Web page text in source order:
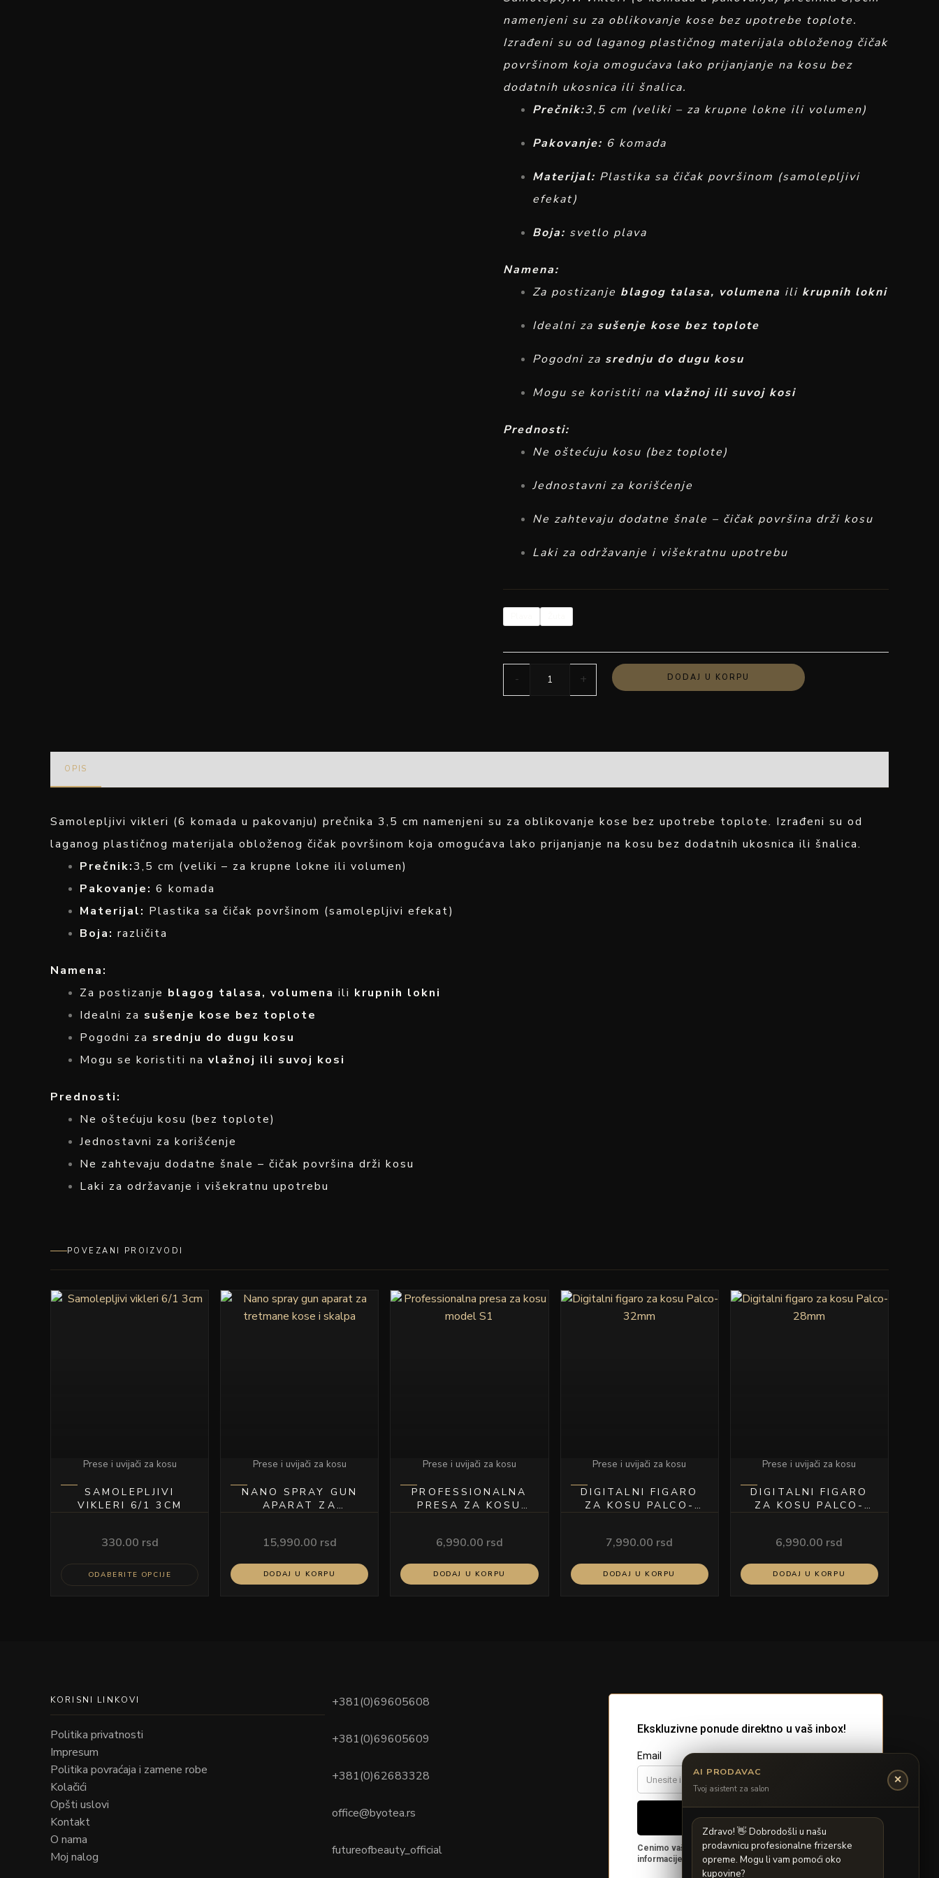
namenjeni su za oblikovanje kose bez upotrebe toplote.
Izrađeni su od laganog plastičnog materijala obloženog čičak
površinom koja omogućava lako prijanjanje na kosu bez
dodatnih ukosnica ili šnalica.
Prečnik:3,5 cm (veliki – za krupne lokne ili volumen)
Pakovanje: 6 komada
Materijal: Plastika sa čičak površinom (samolepljivi
efekat)
Boja: svetlo plava
Namena:
Za postizanje blagog talasa, volumena ili krupnih lokni
Idealni za sušenje kose bez toplote
Pogodni za srednju do dugu kosu
Mogu se koristiti na vlažnoj ili suvoj kosi
Prednosti:
Ne oštećuju kosu (bez toplote)
Jednostavni za korišćenje
Ne zahtevaju dodatne šnale – čičak površina drži kosu
Laki za održavanje i višekratnu upotrebu
- + DODAJ U KORPU
OPIS
Samolepljivi vikleri (6 komada u pakovanju) prečnika 3,5 cm namenjeni su za oblikovanje kose bez upotrebe toplote. Izrađeni su od
laganog plastičnog materijala obloženog čičak površinom koja omogućava lako prijanjanje na kosu bez dodatnih ukosnica ili šnalica.
Prečnik:3,5 cm (veliki – za krupne lokne ili volumen)
Pakovanje: 6 komada
Materijal: Plastika sa čičak površinom (samolepljivi efekat)
Boja: različita
Namena:
Za postizanje blagog talasa, volumena ili krupnih lokni
Idealni za sušenje kose bez toplote
Pogodni za srednju do dugu kosu
Mogu se koristiti na vlažnoj ili suvoj kosi
Prednosti:
Ne oštećuju kosu (bez toplote)
Jednostavni za korišćenje
Ne zahtevaju dodatne šnale – čičak površina drži kosu
Laki za održavanje i višekratnu upotrebu
POVEZANI PROIZVODI
Prese i uvijači za kosu
SAMOLEPLJIVI
VIKLERI 6/1 3CM
330.00 rsd
ODABERITE OPCIJE
Ovaj
stranici
proizvoda.
Prese i uvijači za kosu
NANO SPRAY GUN
APARAT ZA
15,990.00 rsd
DODAJ U KORPU
Prese i uvijači za kosu
PROFESSIONALNA
PRESA ZA KOSU
6,990.00 rsd
DODAJ U KORPU
Prese i uvijači za kosu
DIGITALNI FIGARO
ZA KOSU PALCO-
7,990.00 rsd
DODAJ U KORPU
Prese i uvijači za kosu
DIGITALNI FIGARO
ZA KOSU PALCO-
6,990.00 rsd
DODAJ U KORPU
KORISNI LINKOVI
Politika privatnosti
Impresum
Politika povraćaja i zamene robe
Kolačići
Opšti uslovi
Kontakt
O nama
Moj nalog
+381(0)69605608
+381(0)69605609
+381(0)62683328
office@byotea.rs
futureofbeauty_official
AI PRODAVAC
Tvoj asistent za salon
✕
Zdravo! Dobrodošli u našu
prodavnicu profesionalne frizerske
opreme. Mogu li vam pomoći oko
kupovine?